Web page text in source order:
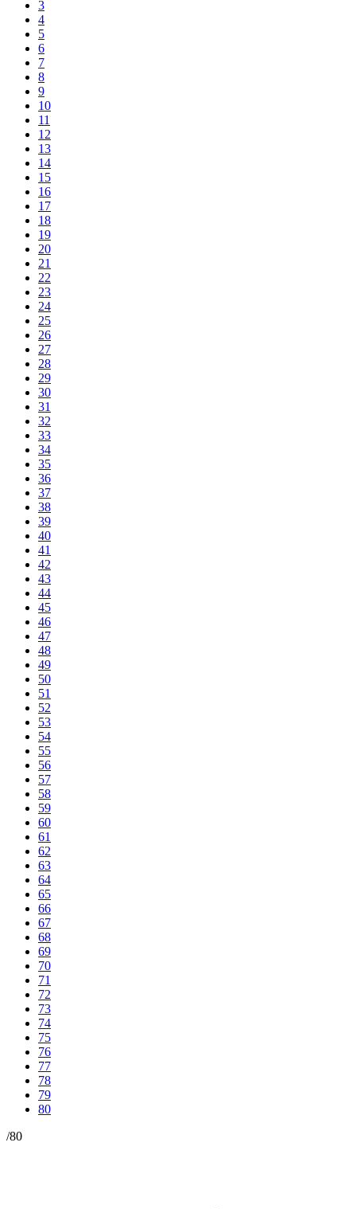
3
4
5
6
7
8
9
10
11
12
13
14
15
16
17
18
19
20
21
22
23
24
25
26
27
28
29
30
31
32
33
34
35
36
37
38
39
40
41
42
43
44
45
46
47
48
49
50
51
52
53
54
55
56
57
58
59
60
61
62
63
64
65
66
67
68
69
70
71
72
73
74
75
76
77
78
79
80
/80